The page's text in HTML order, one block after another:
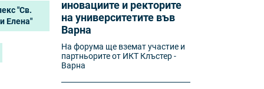
"Св.
Елена"
иновациите и ректорите
на университетите във
Варна
На форума ще вземат участие и
партньорите от ИКТ Клъстер -
Варна